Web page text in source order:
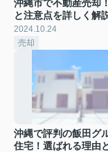
沖縄市で不動産売却
と注意点を詳しく解
2024.10.24
売却
沖縄で評判の飯田グ
住宅！選ばれる理由